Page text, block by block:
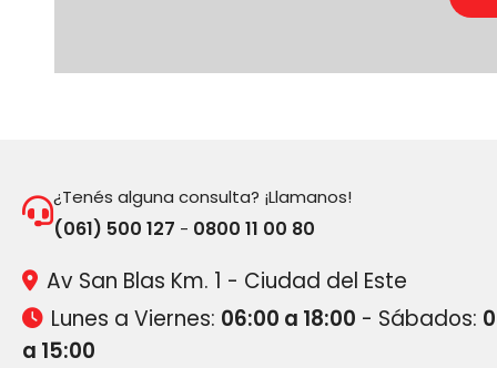
¿Tenés alguna consulta? ¡Llamanos!
(061) 500 127 - 0800 11 00 80
Av San Blas Km. 1 - Ciudad del Este
Lunes a Viernes: 06:00 a 18:00 - Sábados:
a 15:00